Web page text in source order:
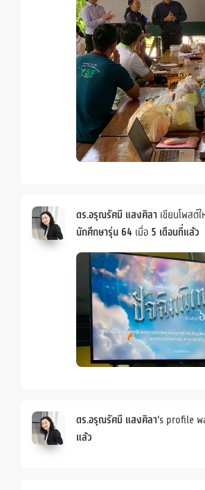
ดร.อรุณรัศมี แสงศิลา เขียนโพสต์
นักศึกษารุ่น 64 เมื่อ 5 เดือนที่แล้ว
ดร.อรุณรัศมี แสงศิลา‘s profile
แล้ว